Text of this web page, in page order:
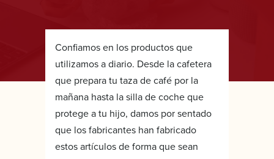
Confiamos en los productos que
utilizamos a diario. Desde la cafetera
que prepara tu taza de café por la
mañana hasta la silla de coche que
protege a tu hijo, damos por sentado
que los fabricantes han fabricado
estos artículos de forma que sean